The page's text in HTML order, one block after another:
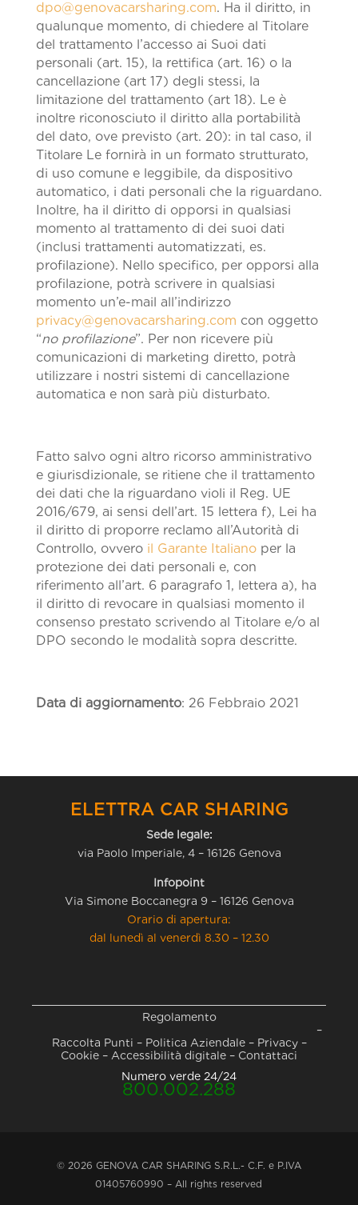
dpo@genovacarsharing.com. Ha il diritto, in
qualunque momento, di chiedere al Titolare
del trattamento l’accesso ai Suoi dati
personali (art. 15), la rettifica (art. 16) o la
cancellazione (art 17) degli stessi, la
limitazione del trattamento (art 18). Le è
inoltre riconosciuto il diritto alla portabilità
del dato, ove previsto (art. 20): in tal caso, il
Titolare Le fornirà in un formato strutturato,
di uso comune e leggibile, da dispositivo
automatico, i dati personali che la riguardano.
Inoltre, ha il diritto di opporsi in qualsiasi
momento al trattamento di dei suoi dati
(inclusi trattamenti automatizzati, es.
profilazione). Nello specifico, per opporsi alla
profilazione, potrà scrivere in qualsiasi
momento un’e-mail all’indirizzo
privacy@genovacarsharing.com con oggetto
“no profilazione”. Per non ricevere più
comunicazioni di marketing diretto, potrà
utilizzare i nostri sistemi di cancellazione
automatica e non sarà più disturbato.
Fatto salvo ogni altro ricorso amministrativo
e giurisdizionale, se ritiene che il trattamento
dei dati che la riguardano violi il Reg. UE
2016/679, ai sensi dell’art. 15 lettera f), Lei ha
il diritto di proporre reclamo all’Autorità di
Controllo, ovvero il Garante Italianoper la
protezione dei dati personali e, con
riferimento all’art. 6 paragrafo 1, lettera a), ha
il diritto di revocare in qualsiasi momento il
consenso prestato scrivendo al Titolare e/o al
DPO secondo le modalità sopra descritte.
Data di aggiornamento: 26 Febbraio 2021
ELETTRA CAR SHARING
Sede legale:
via Paolo Imperiale, 4 – 16126 Genova
Infopoint
Via Simone Boccanegra 9 – 16126 Genova
Orario di apertura:
dal lunedì al venerdì 8.30 – 12.30
Regolamento
–
Raccolta Punti – Politica Aziendale– Privacy–
Cookie – Accessibilità digitale – Contattaci
Numero verde 24/24
800.002.288
© 2026 GENOVA CAR SHARING S.R.L.- C.F. e P.IVA
01405760990 – All rights reserved